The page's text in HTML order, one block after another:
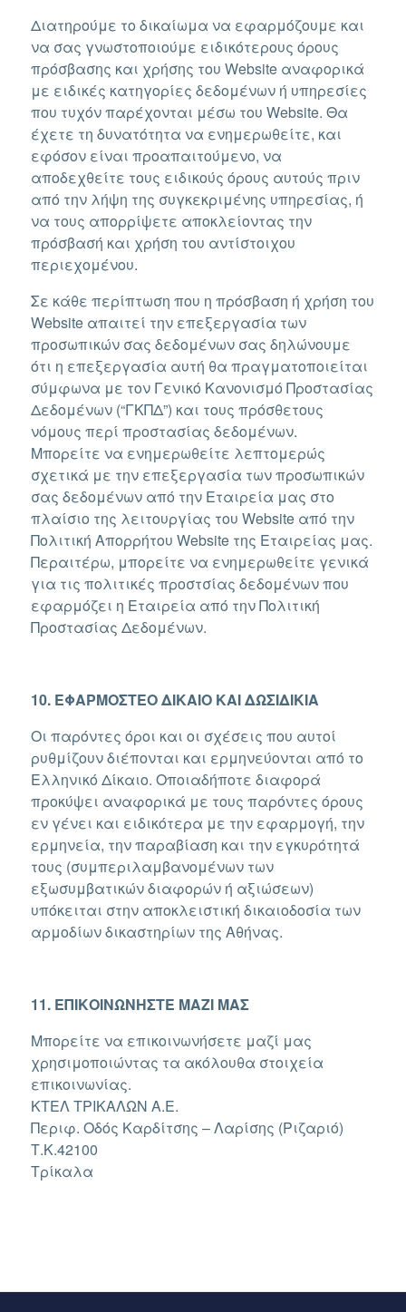
Διατηρούμε το δικαίωμα να εφαρμόζουμε και
να σας γνωστοποιούμε ειδικότερους όρους
πρόσβασης και χρήσης του Website αναφορικά
με ειδικές κατηγορίες δεδομένων ή υπηρεσίες
που τυχόν παρέχονται μέσω του Website. Θα
έχετε τη δυνατότητα να ενημερωθείτε, και
εφόσον είναι προαπαιτούμενο, να
αποδεχθείτε τους ειδικούς όρους αυτούς πριν
από την λήψη της συγκεκριμένης υπηρεσίας, ή
να τους απορρίψετε αποκλείοντας την
πρόσβασή και χρήση του αντίστοιχου
περιεχομένου.
Σε κάθε περίπτωση που η πρόσβαση ή χρήση του
Website απαιτεί την επεξεργασία των
προσωπικών σας δεδομένων σας δηλώνουμε
ότι η επεξεργασία αυτή θα πραγματοποιείται
σύμφωνα με τον Γενικό Κανονισμό Προστασίας
Δεδομένων (“ΓΚΠΔ”) και τους πρόσθετους
νόμους περί προστασίας δεδομένων.
Μπορείτε να ενημερωθείτε λεπτομερώς
σχετικά με την επεξεργασία των προσωπικών
σας δεδομένων από την Εταιρεία μας στο
πλαίσιο της λειτουργίας του Website από την
Πολιτική Απορρήτου Website της Εταιρείας μας.
Περαιτέρω, μπορείτε να ενημερωθείτε γενικά
για τις πολιτικές προστσίας δεδομένων που
εφαρμόζει η Εταιρεία από την Πολιτική
Προστασίας Δεδομένων.
10. ΕΦΑΡΜΟΣΤΕΟ ΔΙΚΑΙΟ ΚΑΙ ΔΩΣΙΔΙΚΙΑ
Οι παρόντες όροι και οι σχέσεις που αυτοί
ρυθμίζουν διέπονται και ερμηνεύονται από το
Ελληνικό Δίκαιο. Οποιαδήποτε διαφορά
προκύψει αναφορικά με τους παρόντες όρους
εν γένει και ειδικότερα με την εφαρμογή, την
ερμηνεία, την παραβίαση και την εγκυρότητά
τους (συμπεριλαμβανομένων των
εξωσυμβατικών διαφορών ή αξιώσεων)
υπόκειται στην αποκλειστική δικαιοδοσία των
αρμοδίων δικαστηρίων της Αθήνας.
11. ΕΠΙΚΟΙΝΩΝΗΣΤΕ ΜΑΖΙ ΜΑΣ
Μπορείτε να επικοινωνήσετε μαζί μας
χρησιμοποιώντας τα ακόλουθα στοιχεία
επικοινωνίας.
ΚΤΕΛ ΤΡΙΚΑΛΩΝ Α.Ε.
Περιφ. Οδός Καρδίτσης – Λαρίσης (Ριζαριό)
Τ.Κ.42100
Τρίκαλα